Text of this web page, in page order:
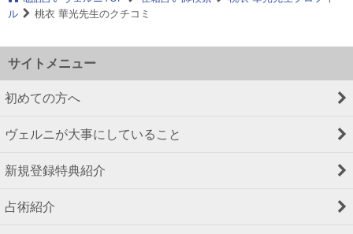
ル
桃衣 華光先生のクチコミ
サイトメニュー
初めての方へ
ヴェルニが大事にしていること
新規登録特典紹介
占術紹介